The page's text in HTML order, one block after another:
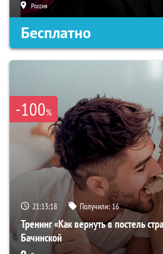
Россия
Бесплатно
-100%
21:13:17 Получили:16
Тренинг «Как вернуть в постель
Бачинской